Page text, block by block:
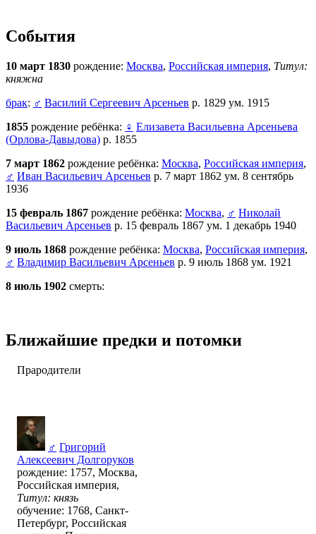
События
10 март 1830 рождение: Москва, Российская империя, Титул:
княжна
брак: ♂ Василий Сергеевич Арсеньев р. 1829 ум. 1915
1855 рождение ребёнка: ♀ Елизавета Васильевна Арсеньева
(Орлова-Давыдова) р. 1855
7 март 1862 рождение ребёнка: Москва, Российская империя,
♂ Иван Васильевич Арсеньев р. 7 март 1862 ум. 8 сентябрь
1936
15 февраль 1867 рождение ребёнка: Москва, ♂ Николай
Васильевич Арсеньев р. 15 февраль 1867 ум. 1 декабрь 1940
9 июль 1868 рождение ребёнка: Москва, Российская империя,
♂ Владимир Васильевич Арсеньев р. 9 июль 1868 ум. 1921
8 июль 1902 смерть:
Ближайшие предки и потомки
Прародители
♂ Григорий
Алексеевич Долгоруков
рождение: 1757, Москва,
Российская империя,
Титул: князь
обучение: 1768, Санкт-
Петербург, Российская